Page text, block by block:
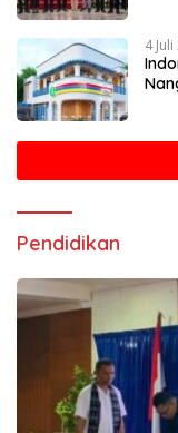
4
Pendidikan